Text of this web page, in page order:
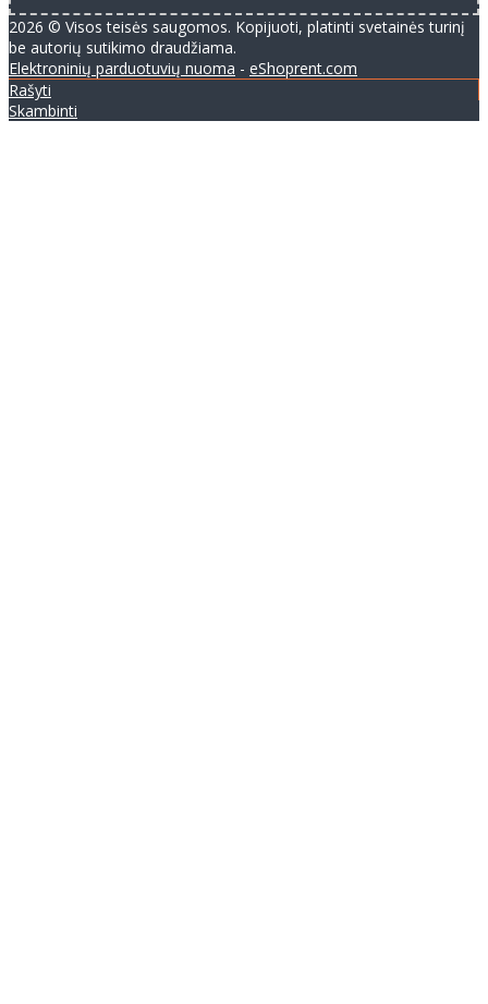
2026 © Visos teisės saugomos. Kopijuoti, platinti svetainės turinį
be autorių sutikimo draudžiama.
Elektroninių parduotuvių nuoma - eShoprent.com
Rašyti
Skambinti